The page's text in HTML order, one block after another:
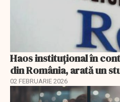
Haos instituțional în
din România, arată un
02 FEBRUARIE 2026